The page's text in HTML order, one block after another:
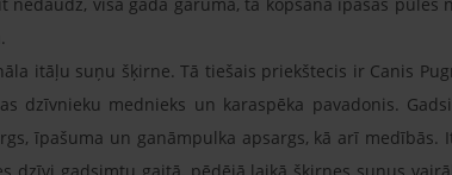
itāļu suņu šķirne. Tā tiešais priekštecis ir Canis
dzīvnieku mednieks un karaspēka pavadonis.
īpašuma un ganāmpulka apsargs, kā arī medībās.